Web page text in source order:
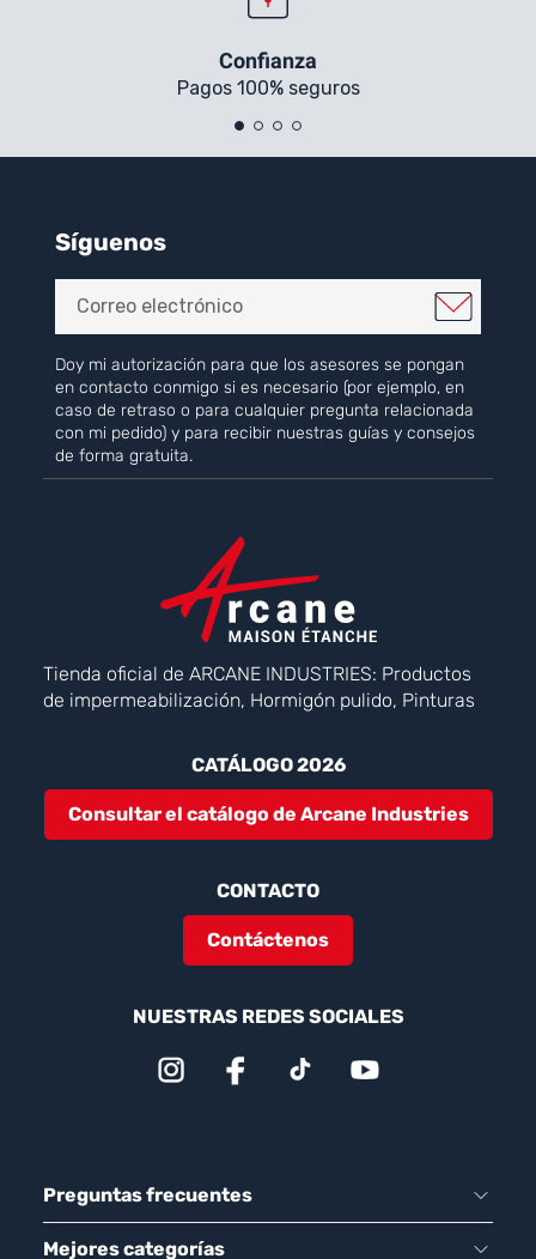
Confianza
Pagos 100% seguros
Síguenos
Doy mi autorización para que los asesores se pongan
en contacto conmigo si es necesario (por ejemplo, en
caso de retraso o para cualquier pregunta relacionada
con mi pedido) y para recibir nuestras guías y consejos
de forma gratuita.
Tienda oficial de ARCANE INDUSTRIES: Productos
de impermeabilización, Hormigón pulido, Pinturas
CATÁLOGO 2026
Consultar el catálogo de Arcane Industries
CONTACTO
Contáctenos
NUESTRAS REDES SOCIALES
Preguntas frecuentes
Mejores categorías